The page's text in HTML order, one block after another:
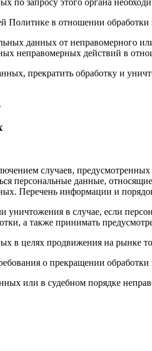
запросу этого органа
Политике в отношении
данных от неправомерного
неправомерных действий в
прекратить обработку и
случаев,
персональные данные,
Перечень информации и
уничтожения в случае, если
а также принимать
в целях продвижения на рынке
о прекращении
или в судебном порядке